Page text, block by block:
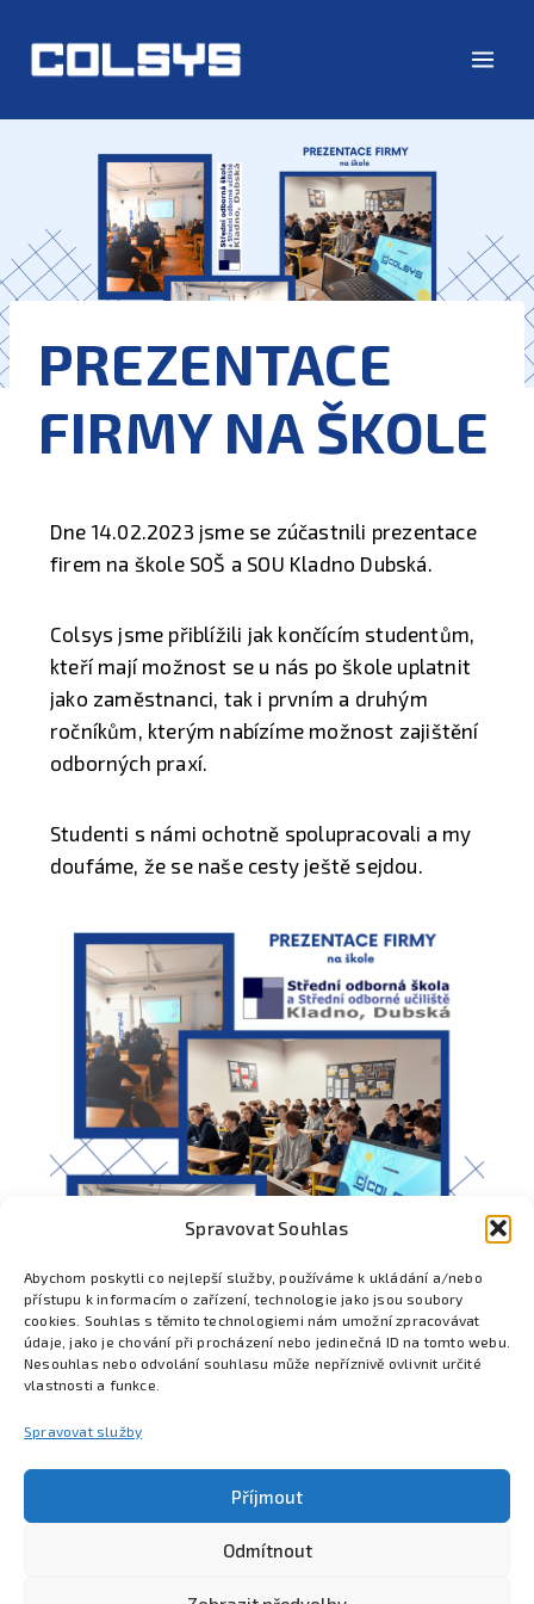
Spravovat Souhlas
Abychom poskytli co nejlepší služby, používáme k ukládání a/nebo
přístupu k informacím o zařízení, technologie jako jsou soubory
cookies. Souhlas s těmito technologiemi nám umožní zpracovávat
údaje, jako je chování při procházení nebo jedinečná ID na tomto webu.
Nesouhlas nebo odvolání souhlasu může nepříznivě ovlivnit určité
vlastnosti a funkce.
Spravovat služby
Příjmout
Odmítnout
PREZENTACE
FIRMY NA ŠKOLE
Dne 14.02.2023 jsme se zúčastnili prezentace
firem na škole SOŠ a SOU Kladno Dubská.
Colsys jsme přiblížili jak končícím studentům,
kteří mají možnost se u nás po škole uplatnit
jako zaměstnanci, tak i prvním a druhým
ročníkům, kterým nabízíme možnost zajištění
odborných praxí.
Studenti s námi ochotně spolupracovali a my
doufáme, že se naše cesty ještě sejdou.
Volná místa Pro studenty